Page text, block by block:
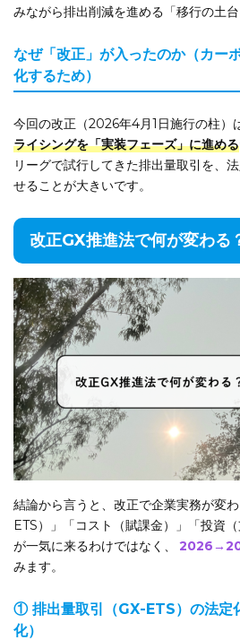
みながら排出削減を進める「移行の土台
なぜ「改正」が入ったのか（カー
化するため）
今回の改正（2026年4月1日施行の柱）
ライシングを「実装フェーズ」に進める
リーグで試行してきた排出量取引を、
せることが大きいです。
改正GX推進法で何が変わる
結論から言うと、改正で企業実務が変
ETS）」「コスト（賦課金）」「投資
が一気に来るわけではなく、
みます。
① 排出量取引（GX-ETS）の法定
化）